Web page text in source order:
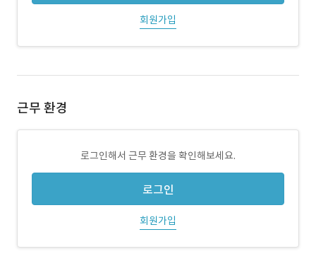
회원가입
근무 환경
로그인해서 근무 환경을 확인해보세요.
로그인
회원가입